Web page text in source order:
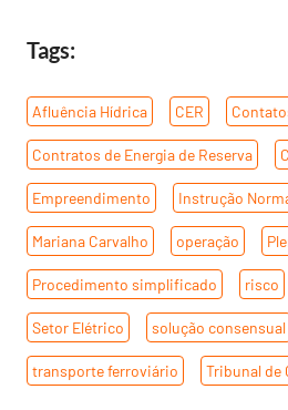
Tags:
Afluência Hídrica CER
Contratos de Energia de Reserva
Empreendimento Instrução
Mariana Carvalho operação
Procedimento simplificado risco
Setor Elétrico solução consensual
transporte ferroviário Tribunal de